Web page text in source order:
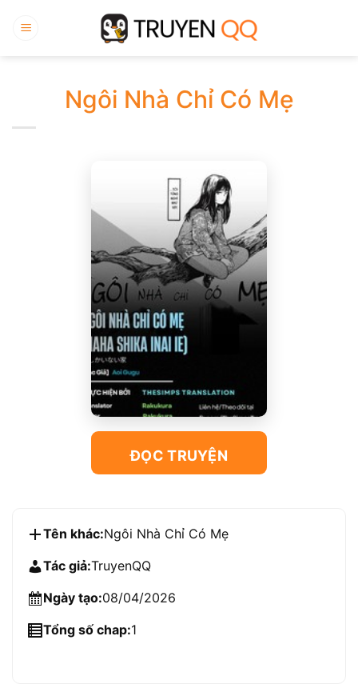
qua
Ngôi Nhà Chỉ Có Mẹ
ĐỌC TRUYỆN
Tên khác:Ngôi Nhà Chỉ Có Mẹ
Tác giả:TruyenQQ
Ngày tạo:08/04/2026
Tổng số chap:1